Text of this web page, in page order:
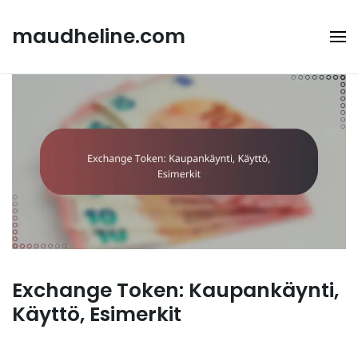
content
maudheline.com
Exchange Token: Kaupankäynti,
Käyttö, Esimerkit